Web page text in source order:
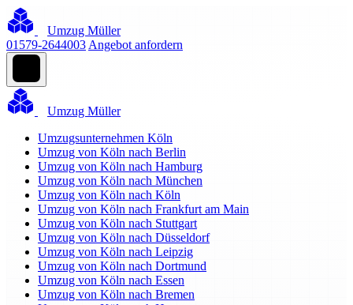
Umzug Müller
01579-2644003 Angebot anfordern
Umzug Müller
Umzugsunternehmen Köln
Umzug von Köln nach Berlin
Umzug von Köln nach Hamburg
Umzug von Köln nach München
Umzug von Köln nach Köln
Umzug von Köln nach Frankfurt am Main
Umzug von Köln nach Stuttgart
Umzug von Köln nach Düsseldorf
Umzug von Köln nach Leipzig
Umzug von Köln nach Dortmund
Umzug von Köln nach Essen
Umzug von Köln nach Bremen